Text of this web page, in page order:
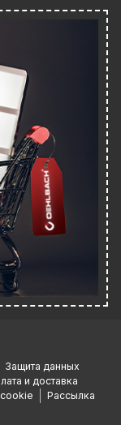
Защита данных
и доставка
Рассылка